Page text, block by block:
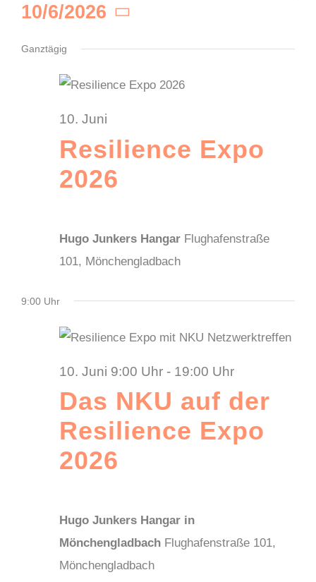
für
10.
2026
10/6/2026
wählen.
Ganztägig
Resilience Expo
2026
10. Juni
Hugo Junkers Hangar Flughafenstraße
101, Mönchengladbach
9:00 Uhr
Das NKU auf der
Resilience Expo
2026
10. Juni 9:00 Uhr - 19:00 Uhr
Hugo Junkers Hangar in
Mönchengladbach Flughafenstraße 101,
Mönchengladbach